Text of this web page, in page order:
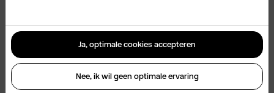
Game
★★★★★
Tune cars for high-performance
Ja, optimale cookies accepteren
Nee, ik wil geen optimale ervaring